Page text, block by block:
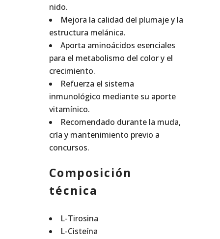
nido.
Mejora la calidad del plumaje y la
estructura melánica.
Aporta aminoácidos esenciales
para el metabolismo del color y el
crecimiento.
Refuerza el sistema
inmunológico mediante su aporte
vitamínico.
Recomendado durante la muda,
cría y mantenimiento previo a
concursos.
Composición
técnica
L-Tirosina
L-Cisteína